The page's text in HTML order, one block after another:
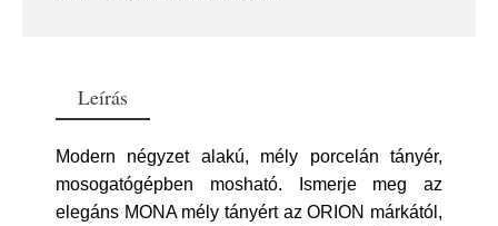
Leírás
Modern négyzet alakú, mély porcelán tányér,
mosogatógépben mosható. Ismerje meg az
elegáns MONA mély tányért az ORION márkától,